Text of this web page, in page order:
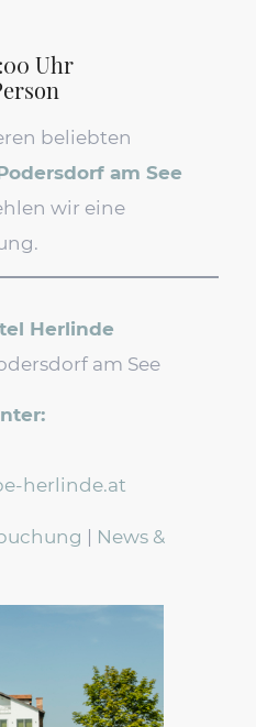
Uhr
beliebten
am See
wir eine
Herlinde
am See
herlinde.at
| News &